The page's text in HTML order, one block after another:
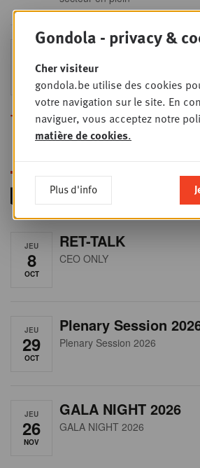
24
Sales & nego
2026
Sales & Nego summit 2026
Toutes les formations
JEU
8
OCT
RET-TALK
CEO ONLY
JEU
29
OCT
Plenary Session
Plenary Session 2026
JEU
26
NOV
GALA NIGHT 2026
GALA NIGHT 2026
Gondola - privacy &
Cher visiteur
gondola.be utilise des cookies
votre navigation sur le site. En
naviguer, vous acceptez notre
matière de cookies.
Plus d'info